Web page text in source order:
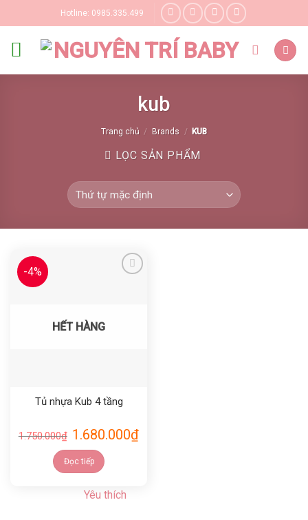
to
content
Hotline: 0985.335.499
kub
Trang chủ / Brands / KUB
LỌC SẢN PHẨM
-4%
HẾT HÀNG
Tủ nhựa Kub 4 tầng
1.750.000₫ 1.680.000₫
Đọc tiếp
Yêu thích